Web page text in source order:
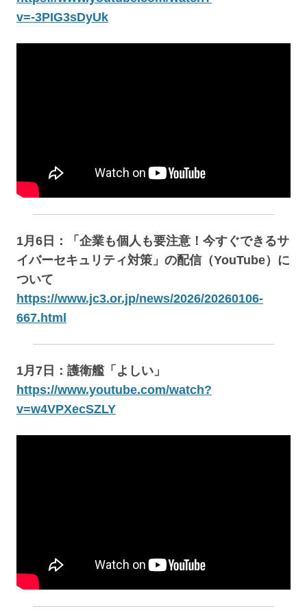
v=-3PIG3sDyUk
1月6日：「企業も個人も要注意！今すぐできるサ
イバーセキュリティ対策」の配信（YouTube）に
ついて
https://www.jc3.or.jp/news/2026/20260106-
667.html
1月7日：護衛艦「よしい」
https://www.youtube.com/watch?
v=w4VPXecSZLY